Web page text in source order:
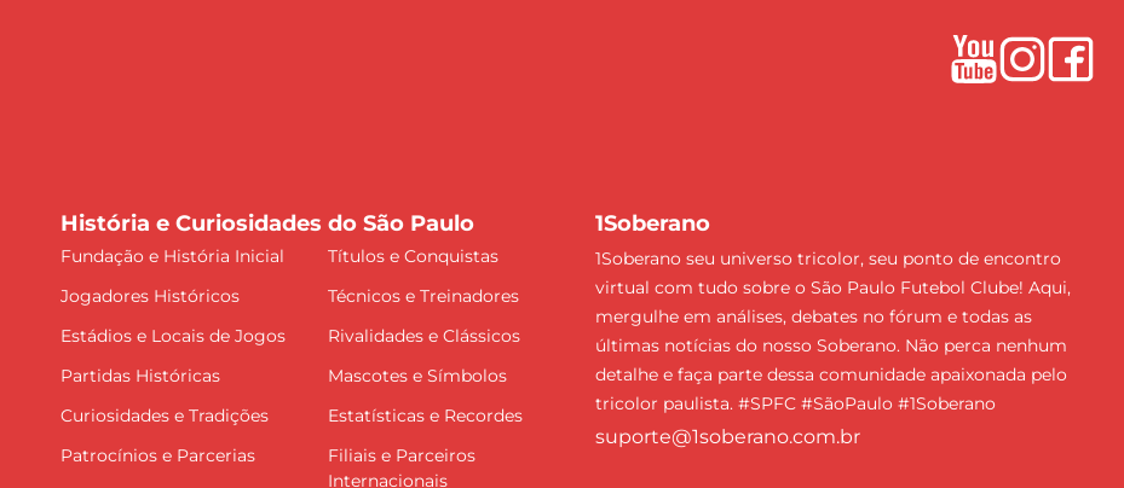
História e Curiosidades do São Paulo
Fundação e História Inicial
Títulos e Conquistas
Jogadores Históricos
Técnicos e Treinadores
Estádios e Locais de Jogos
Rivalidades e Clássicos
Partidas Históricas
Mascotes e Símbolos
Curiosidades e Tradições
Estatísticas e Recordes
Patrocínios e Parcerias
Filiais e Parceiros
Internacionais
1Soberano
1Soberano seu universo tricolor, seu ponto de encontro
virtual com tudo sobre o São Paulo Futebol Clube! Aqui,
mergulhe em análises, debates no fórum e todas as
últimas notícias do nosso Soberano. Não perca nenhum
detalhe e faça parte dessa comunidade apaixonada pelo
tricolor paulista. #SPFC #SãoPaulo #1Soberano
suporte@1soberano.com.br